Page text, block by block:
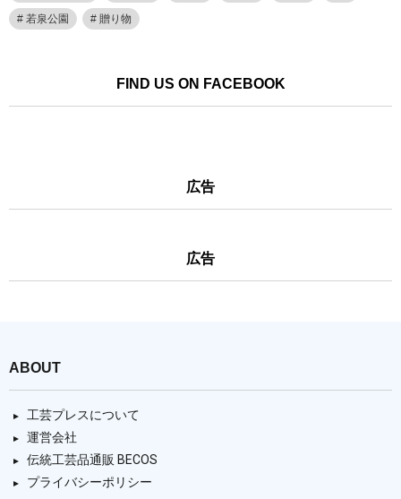
若泉公園 贈り物
FIND US ON FACEBOOK
広告
広告
ABOUT
工芸プレスについて
運営会社
伝統工芸品通販 BECOS
プライバシーポリシー